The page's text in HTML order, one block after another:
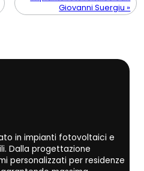
Giovanni Suergiu »
in impianti fotovoltaici e
Dalla progettazione
personalizzati per residenze